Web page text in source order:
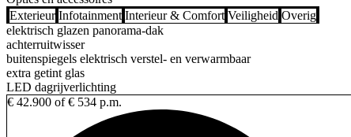
Exterieur Infotainment Interieur & Comfort Veiligheid Overig
elektrisch glazen panorama-dak
achterruitwisser
buitenspiegels elektrisch verstel- en verwarmbaar
extra getint glas
LED dagrijverlichting
€ 42.900 of € 534 p.m.